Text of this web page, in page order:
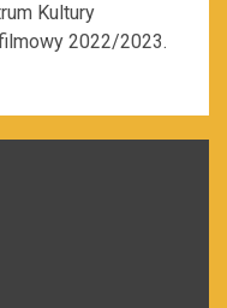
Kultury
2022/2023.